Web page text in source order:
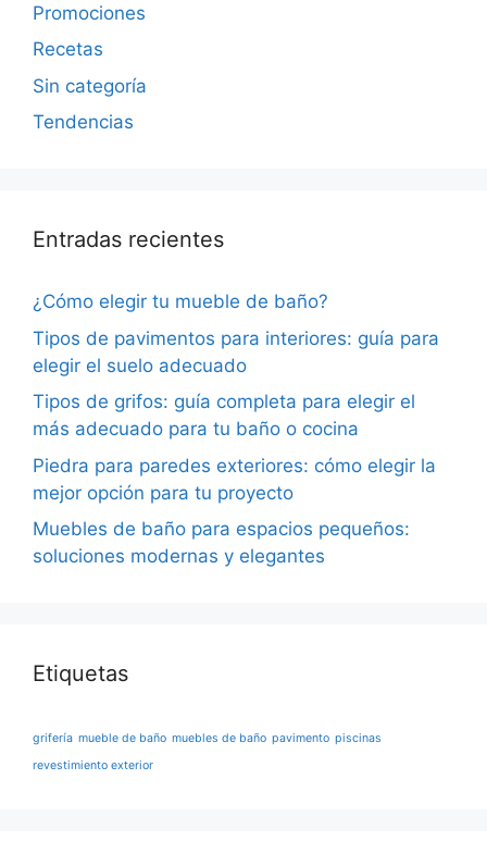
Promociones
Recetas
Sin categoría
Tendencias
Entradas recientes
¿Cómo elegir tu mueble de baño?
Tipos de pavimentos para interiores: guía para
elegir el suelo adecuado
Tipos de grifos: guía completa para elegir el
más adecuado para tu baño o cocina
Piedra para paredes exteriores: cómo elegir la
mejor opción para tu proyecto
Muebles de baño para espacios pequeños:
soluciones modernas y elegantes
Etiquetas
grifería mueble de baño muebles de baño pavimento piscinas
revestimiento exterior